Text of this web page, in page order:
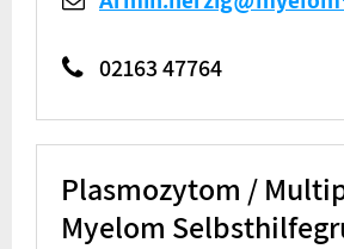
02163 47764
Plasmozytom /
Myelom